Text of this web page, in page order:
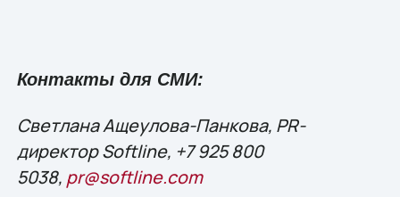
Контакты для СМИ:
Светлана Ащеулова-Панкова, PR-
директор Softline, +7 925 800
5038, pr@softline.com